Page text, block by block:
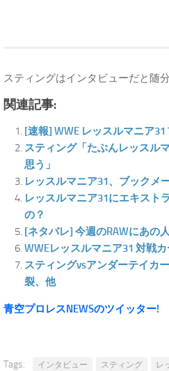
スティングはインタビューだと随
関連記事:
[速報] WWE レッスルマニア31
スティング「たぶんレッスル
思う」
レッスルマニア31、ブックメ
レッスルマニア31にエキスト
の？
[ネタバレ] 今週のRAWにあの
WWEレッスルマニア31 対戦
スティングvsアンダーテイカ
裂、他
青空プロレスNEWSのツイッター!
Tags: インタビュー スティング レ